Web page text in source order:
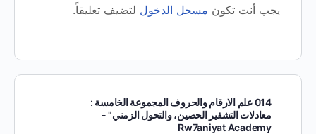
يجب أنت تكون مسجل الدخول لتضيف تعليقاً.
014 علم الارقام والحروف المجموعة الخامسة :
معادلات التشفير الحصين، والتحول الزمني" -
Rw7aniyat Academy